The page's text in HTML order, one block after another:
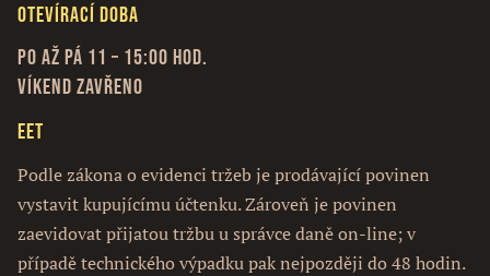
Otevírací doba
Po až Pá 11 – 15:00 hod.
Víkend zavřeno
EET
Podle zákona o evidenci tržeb je prodávající povinen
vystavit kupujícímu účtenku. Zároveň je povinen
zaevidovat přijatou tržbu u správce daně on-line; v
případě technického výpadku pak nejpozději do 48 hodin.